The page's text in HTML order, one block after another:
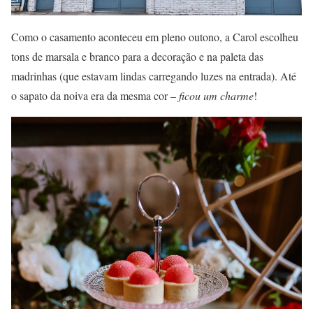
Como o casamento aconteceu em pleno outono, a Carol escolheu
tons de marsala e branco para a decoração e na paleta das
madrinhas (que estavam lindas carregando luzes na entrada). Até
o sapato da noiva era da mesma cor –ficou um charme!